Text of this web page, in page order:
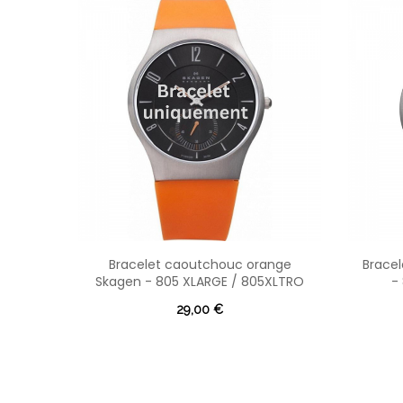
Bracelet caoutchouc orange
Skagen - 805 XLARGE / 805XLTRO
29,00 €
-